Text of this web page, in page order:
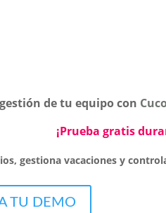
de tu equipo con
¡Prueba gratis
,gestiona vacaciones y
TU DEMO